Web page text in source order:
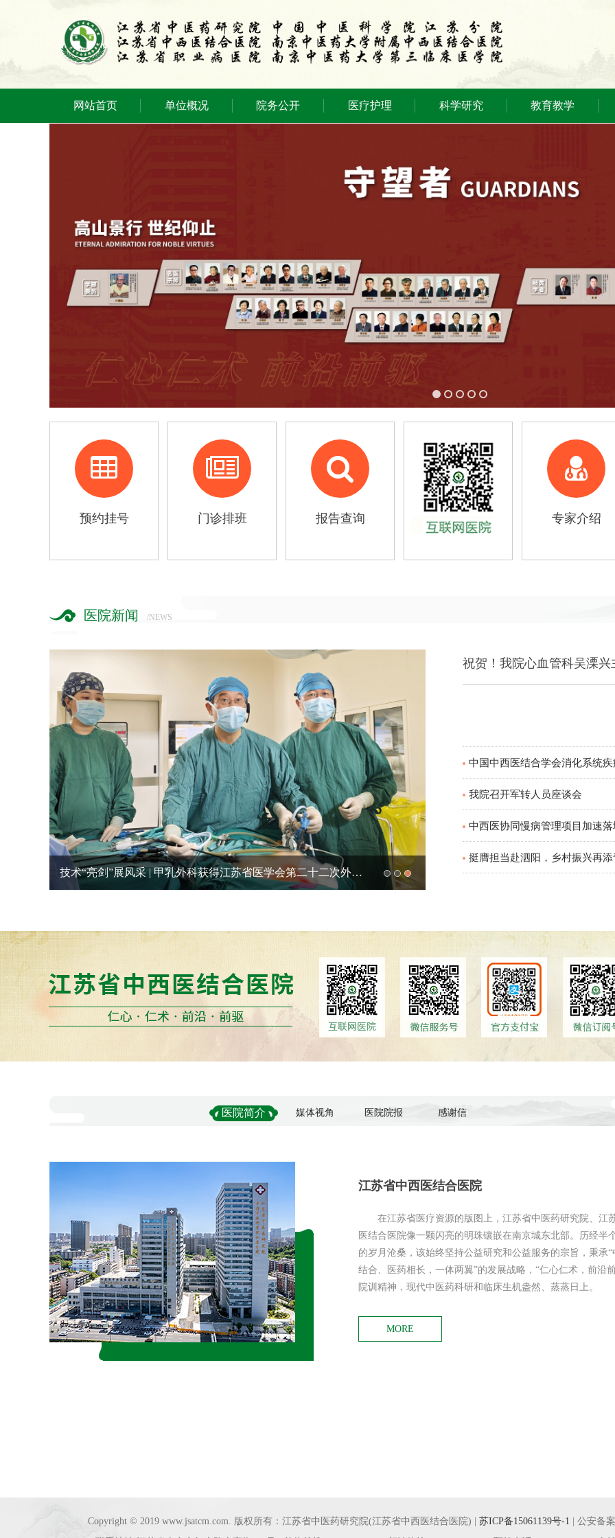
网站首页 单位概况 院务公开 医疗护理 科学研究 教育教学
预约挂号 门诊排班 报告查询 专家介绍
医院新闻 /NEWS
中国中西医结合学会消化系统疾病专业委员会第三十八次学术年会在南京举行
我院召开军转人员座谈会
中西医协同慢病管理项目加速落
挺膺担当赴泗阳，乡村振兴再
医院简介 媒体视角 医院院报 感谢信
江苏省中西医结合医院
在江苏省医疗资源的版图上，江苏省中医药研究院、江
医结合医院像一颗闪亮的明珠镶嵌在南京城东北部。历经半
的岁月沧桑，该始终坚持公益研究和公益服务的宗旨，秉承“
结合、医药相长，一体两翼”的发展战略，“仁心仁术，前沿
院训精神，现代中医药科研和临床生机盎然、蒸蒸日上。
MORE
Copyright © 2019 www.jsatcm.com. 版权所有：江苏省中医药研究院(江苏省中西医结合医院) | 苏ICP备15061139号-1 | 公安备